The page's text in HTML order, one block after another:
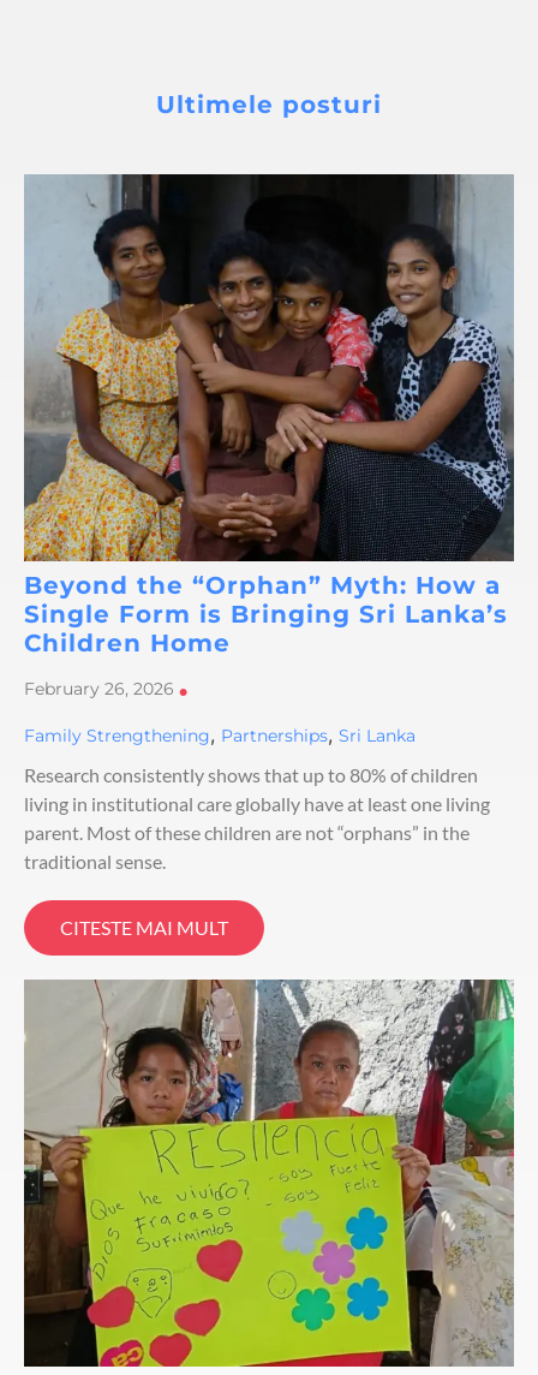
Ultimele posturi
Beyond the “Orphan” Myth: How a
Single Form is Bringing Sri Lanka’s
Children Home
February 26, 2026 •
Family Strengthening, Partnerships, Sri Lanka
Research consistently shows that up to 80% of children
living in institutional care globally have at least one living
parent. Most of these children are not “orphans” in the
traditional sense.
CITESTE MAI MULT